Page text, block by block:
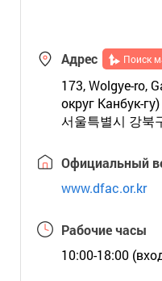
Адрес Поиск
173, Wolgye-ro,
округ Канбук-гу)
서울특별시 강북
Официальный
www.dfac.or.kr
Рабочие часы
10:00-18:00